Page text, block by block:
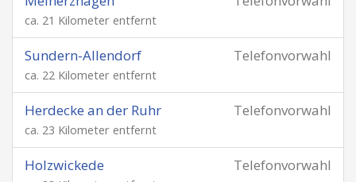
ca. 21 Kilometer entfernt
Telefonvorwahl
Sundern-Allendorf
ca. 22 Kilometer entfernt
Telefonvorwahl
Herdecke an der Ruhr
ca. 23 Kilometer entfernt
Telefonvorwahl
Holzwickede